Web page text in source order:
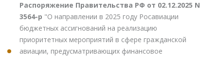
Распоряжение Правительства РФ от 02.12.2025 N
3564-р "О направлении в 2025 году Росавиации
бюджетных ассигнований на реализацию
приоритетных мероприятий в сфере гражданской
авиации, предусматривающих финансовое